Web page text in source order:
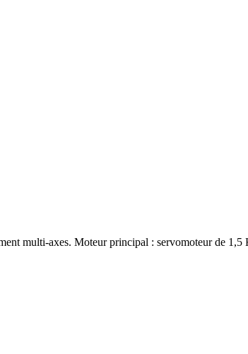
multi-axes. Moteur principal : servomoteur de